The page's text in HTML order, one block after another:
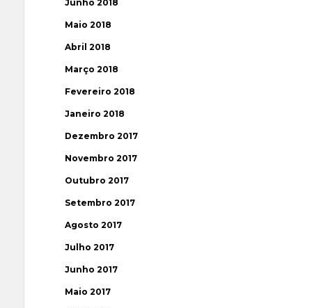
Junho 2018
Maio 2018
Abril 2018
Março 2018
Fevereiro 2018
Janeiro 2018
Dezembro 2017
Novembro 2017
Outubro 2017
Setembro 2017
Agosto 2017
Julho 2017
Junho 2017
Maio 2017